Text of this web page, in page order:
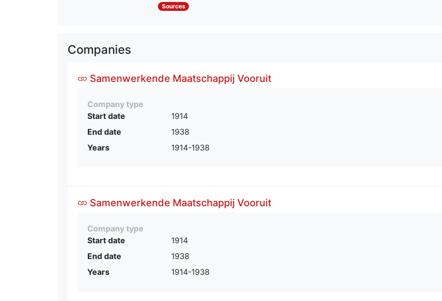
Sources
Companies
Samenwerkende Maatschappij Vooruit
Company type
Start date
1914
End date
1938
Years
1914-1938
Samenwerkende Maatschappij Vooruit
Company type
Start date
1914
End date
1938
Years
1914-1938